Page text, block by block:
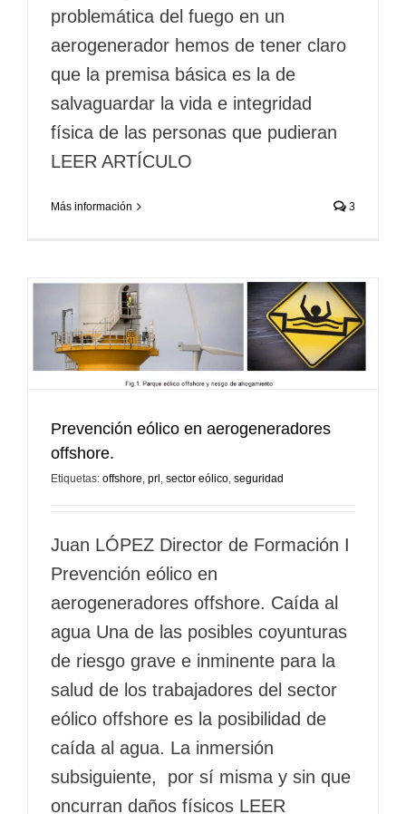
problemática del fuego en un
aerogenerador hemos de tener claro
que la premisa básica es la de
salvaguardar la vida e integridad
física de las personas que pudieran
LEER ARTÍCULO
Más información 3
Prevención eólico en aerogeneradores
offshore.
Etiquetas: offshore prl sector eólico seguridad
Juan LÓPEZ Director de Formación I
Prevención eólico en
aerogeneradores offshore. Caída al
agua Una de las posibles coyunturas
de riesgo grave e inminente para la
salud de los trabajadores del sector
eólico offshore es la posibilidad de
caída al agua. La inmersión
subsiguiente, por sí misma y sin que
oncurran daños físicos LEER